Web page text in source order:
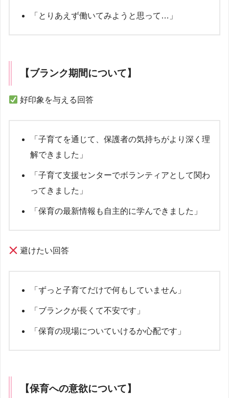
「とりあえず働いてみようと思って…」
【ブランク期間について】
好印象を与える回答
「子育てを通じて、保護者の気持ちがより深く理
解できました」
「子育て支援センターでボランティアとして関わ
ってきました」
「保育の最新情報も自主的に学んできました」
避けたい回答
「ずっと子育てだけで何もしていません」
「ブランクが長くて不安です」
「保育の現場についていけるか心配です」
【保育への意欲について】